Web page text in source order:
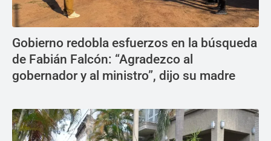
Gobierno redobla esfuerzos en la búsqueda
de Fabián Falcón: “Agradezco al
gobernador y al ministro”, dijo su madre